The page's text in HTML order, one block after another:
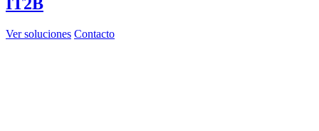
Ver soluciones Contacto